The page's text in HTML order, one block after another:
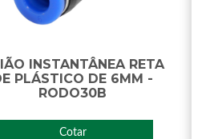
INSTANTÂNEA RETA
PLÁSTICO DE 6MM -
RODO30B
Cotar